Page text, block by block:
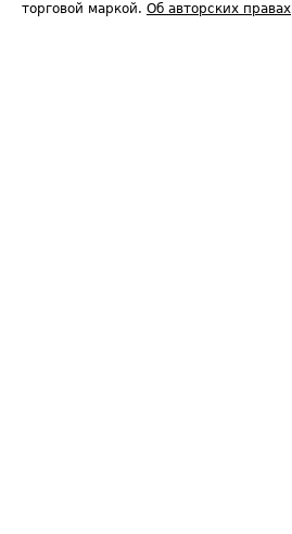
торговой маркой. Об авторских правах